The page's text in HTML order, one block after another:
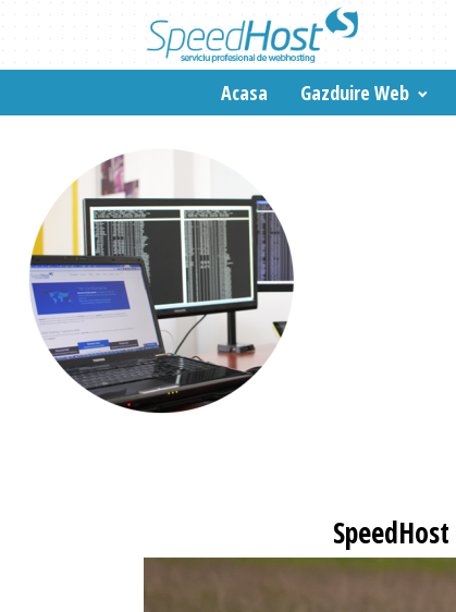
Acasa Gazduire Web
SpeedHost